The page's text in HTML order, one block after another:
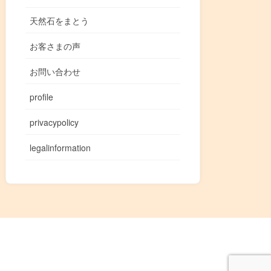
天然石をまとう
お客さまの声
お問い合わせ
profile
privacypolicy
legalinformation